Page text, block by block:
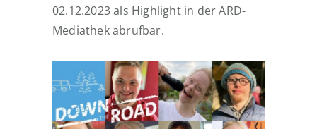
02.12.2023 als Highlight in der ARD-
Mediathek abrufbar.